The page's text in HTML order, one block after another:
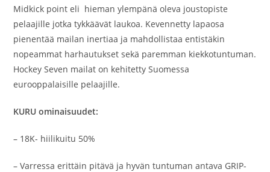
Midkick point eli hieman ylempänä oleva joustopiste
pelaajille jotka tykkäävät laukoa. Kevennetty lapaosa
pienentää mailan inertiaa ja mahdollistaa entistäkin
nopeammat harhautukset sekä paremman kiekkotuntuman.
Hockey Seven mailat on kehitetty Suomessa
eurooppalaisille pelaajille.
KURU ominaisuudet:
– 18K- hiilikuitu 50%
– Varressa erittäin pitävä ja hyvän tuntuman antava GRIP-